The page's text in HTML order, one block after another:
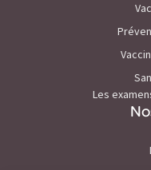
Les